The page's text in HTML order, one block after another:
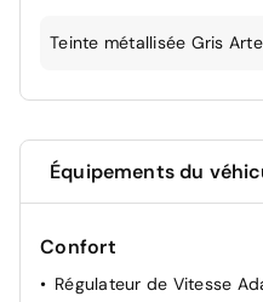
Teinte métallisée Gris
Équipements du
Confort
Régulateur de Vitesse